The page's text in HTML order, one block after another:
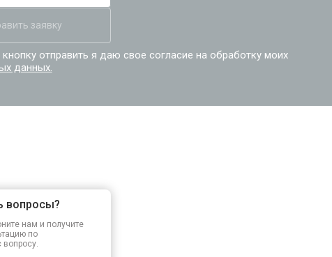
заявку
отправить я даю свое согласие на обработку моих
данных.
вопросы?
нам и получите
по